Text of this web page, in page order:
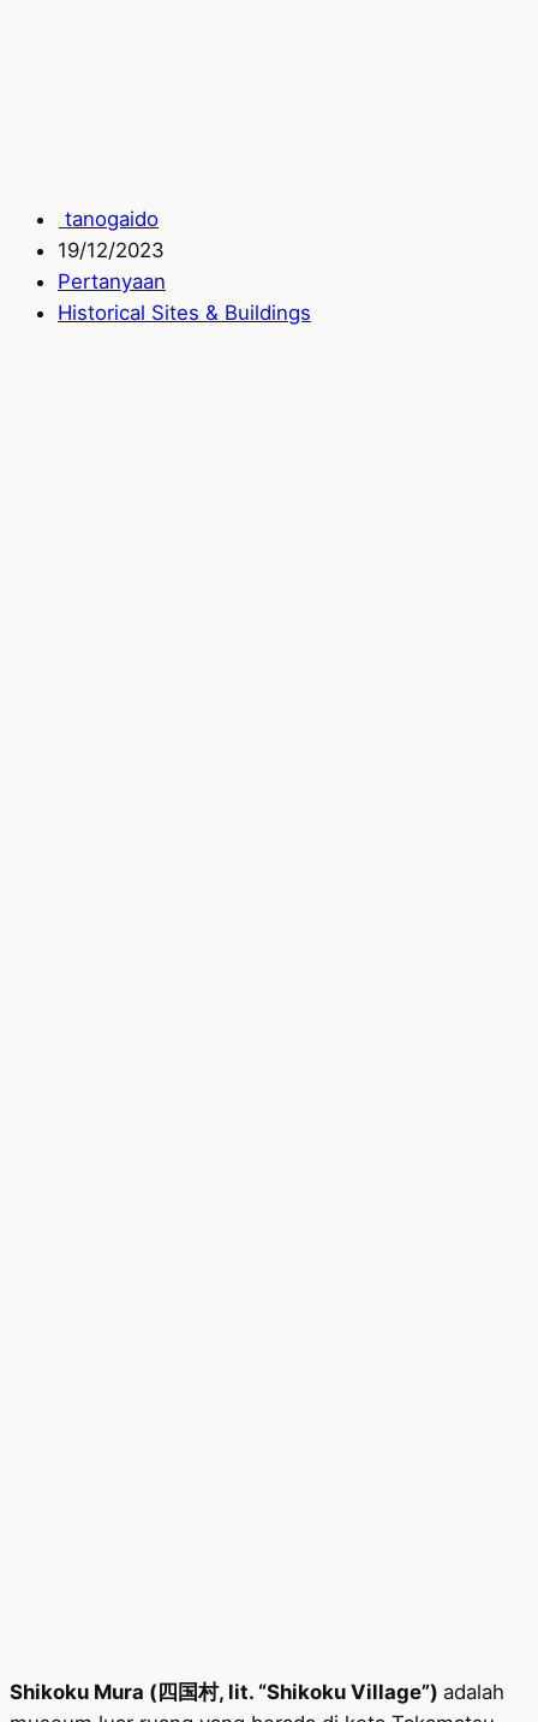
tanogaido
19/12/2023
Pertanyaan
Historical Sites & Buildings
Shikoku Mura (四国村, lit. “Shikoku Village”) adalah